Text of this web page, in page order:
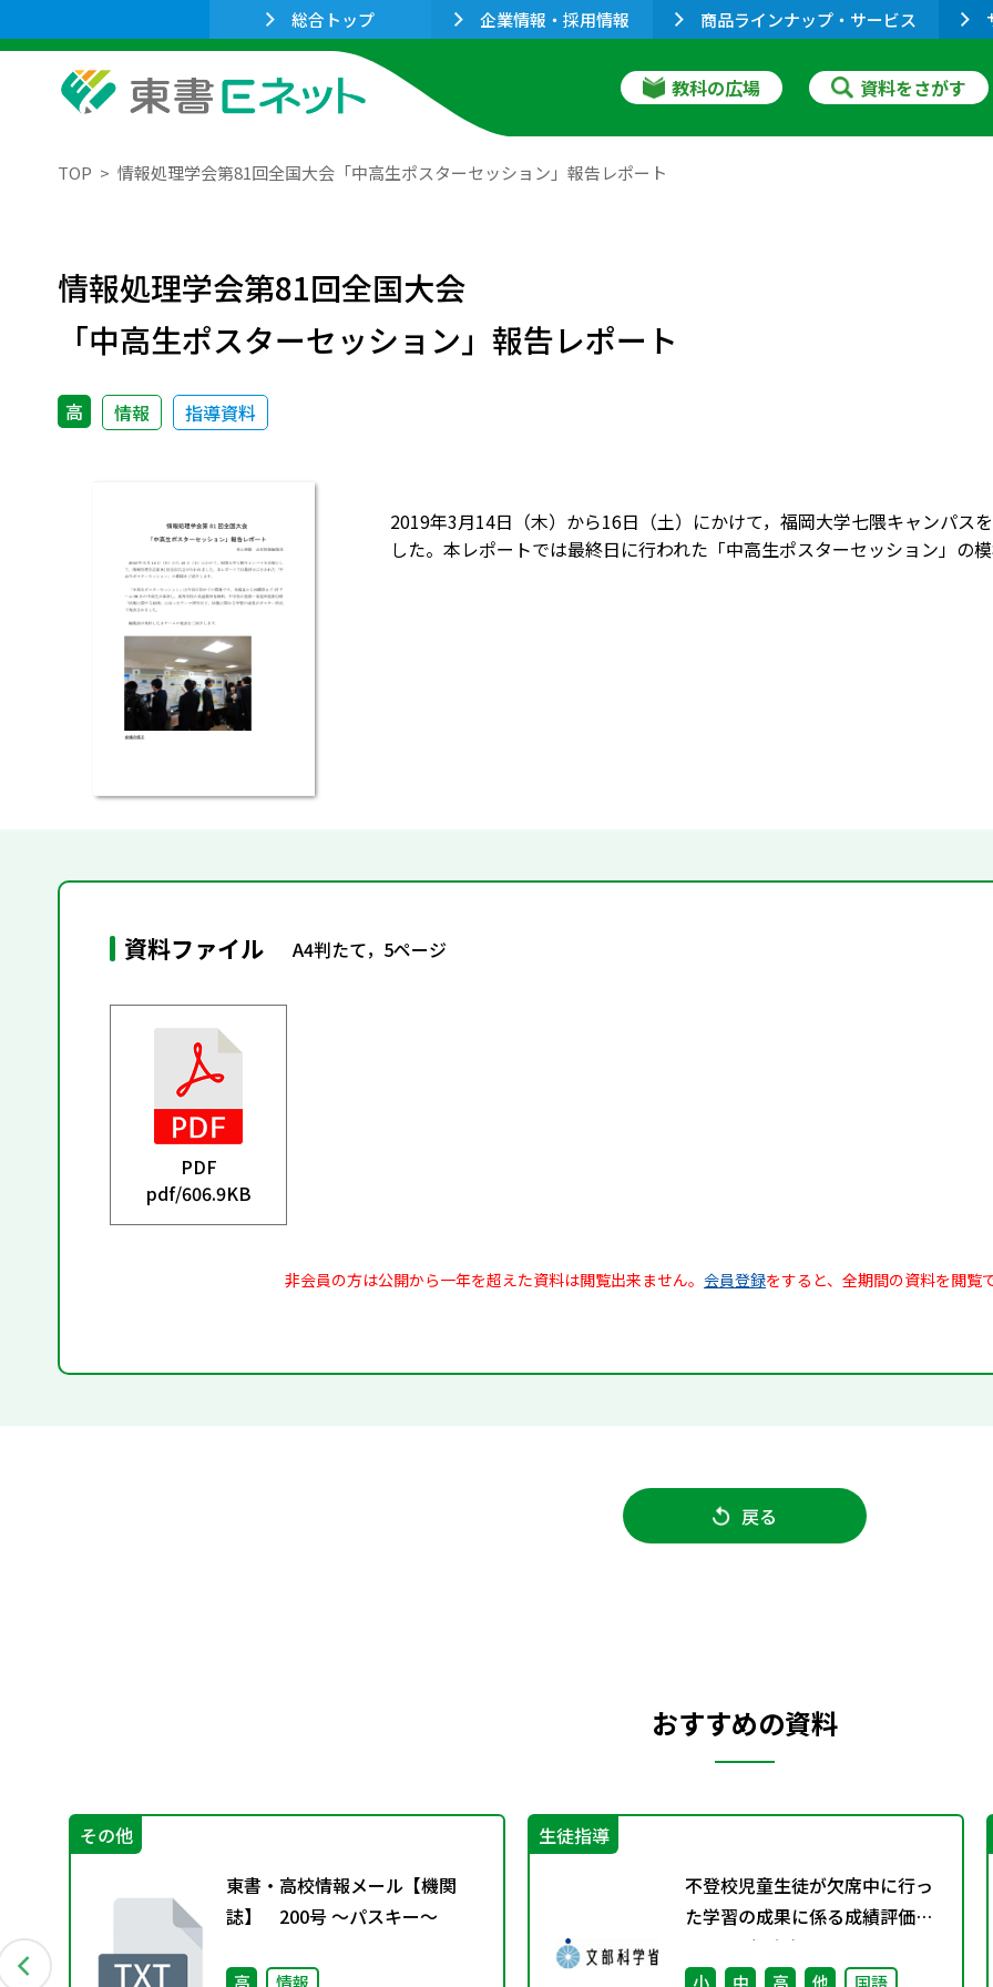
総合トップ 企業情報・採用情報 商品ラインナップ・サービス
教科の広場 資料をさがす
TOP 情報処理学会第81回全国大会「中高生ポスターセッション」報告レポート
情報処理学会第81回全国大会
「中高生ポスターセッション」報告レポート
高 情報 指導資料
2019年3月14日（木）から16日（土）にかけて，福岡大学七隈キャンパス
した。本レポートでは最終日に行われた「中高生ポスターセッション」の模
資料ファイル A4判たて，5ページ
PDF
pdf/606.9KB
非会員の方は公開から一年を超えた資料は閲覧出来ません。 会員登録をすると、全期間の資料を閲覧
戻る
おすすめの資料
その他
東書・高校情報メール【機関
誌】 200号 ～パスキー～
生徒指導
不登校児童生徒が欠席中に行っ
た学習の成果に係る成績評価に
ついて（通知）